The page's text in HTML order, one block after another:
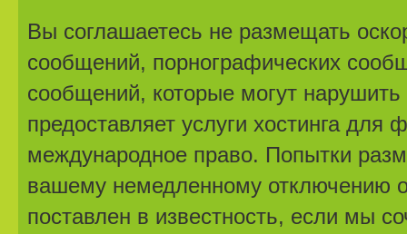
Вы соглашаетесь не размещать
сообщений, порнографических
сообщений, которые могут
предоставляет услуги хостинга
международное право. Попытки
вашему немедленному отключению
поставлен в известность, если мы